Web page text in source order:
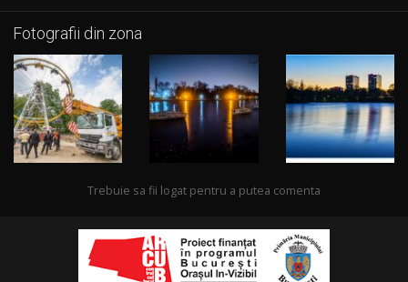
Fotografii din zona
Trebuie sa fii logat pentru a putea comenta